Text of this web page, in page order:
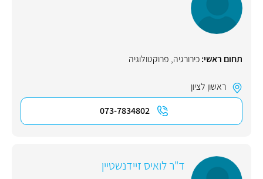
תחום ראשי:כירורגיה, פרוקטולוגיה
ראשון לציון
073-7834802
ד"ר לואיס זיידנשטיין